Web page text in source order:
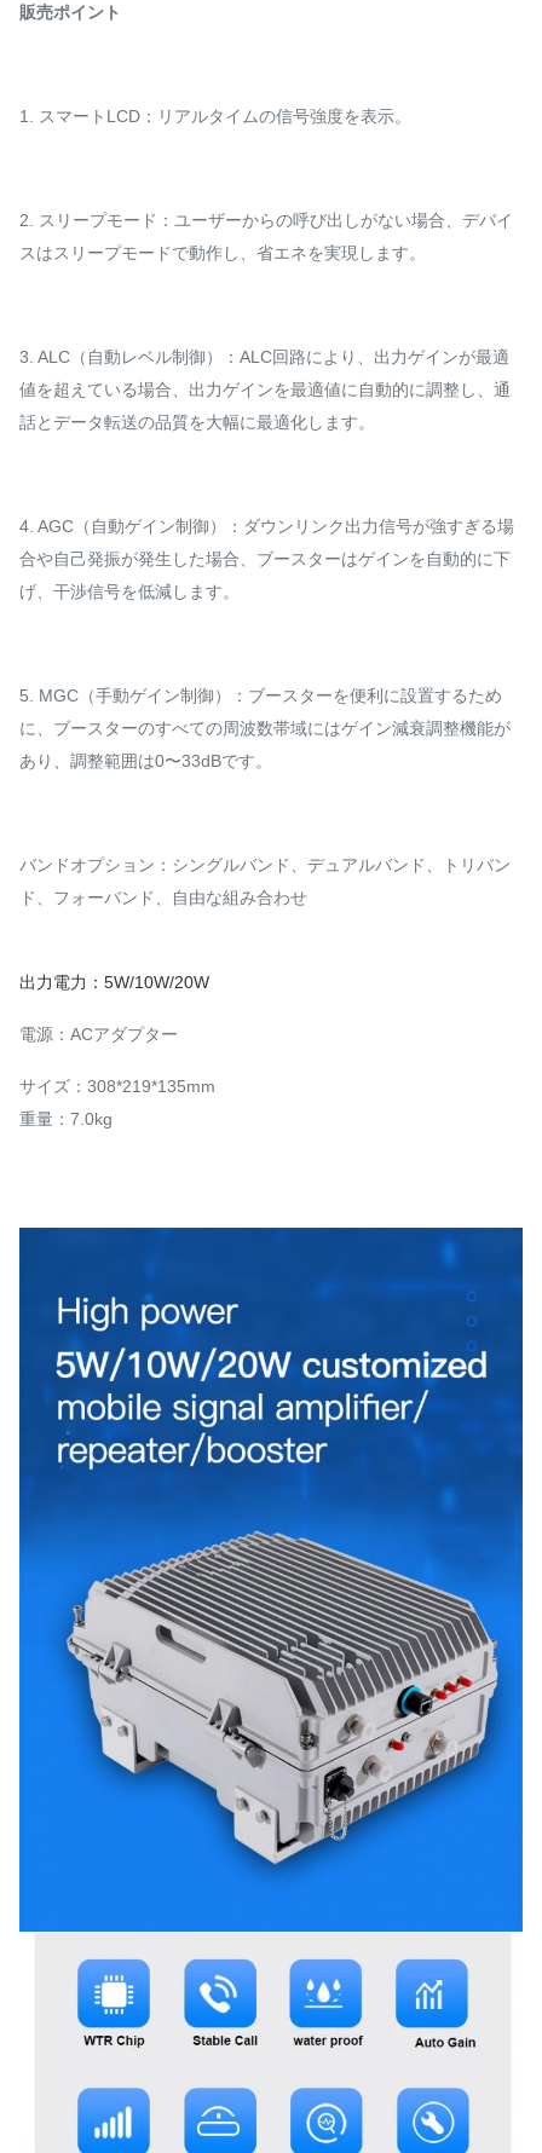
販売ポイント
1. スマートLCD：リアルタイムの信号強度を表示。
2. スリープモード：ユーザーからの呼び出しがない場合、デバイ
スはスリープモードで動作し、省エネを実現します。
3. ALC（自動レベル制御）：ALC回路により、出力ゲインが最適
値を超えている場合、出力ゲインを最適値に自動的に調整し、通
話とデータ転送の品質を大幅に最適化します。
4. AGC（自動ゲイン制御）：ダウンリンク出力信号が強すぎる場
合や自己発振が発生した場合、ブースターはゲインを自動的に下
げ、干渉信号を低減します。
5. MGC（手動ゲイン制御）：ブースターを便利に設置するため
に、ブースターのすべての周波数帯域にはゲイン減衰調整機能が
あり、調整範囲は0〜33dBです。
バンドオプション：シングルバンド、デュアルバンド、トリバン
ド、フォーバンド、自由な組み合わせ
出力電力：5W/10W/20W
電源：ACアダプター
サイズ：308*219*135mm
重量：7.0kg